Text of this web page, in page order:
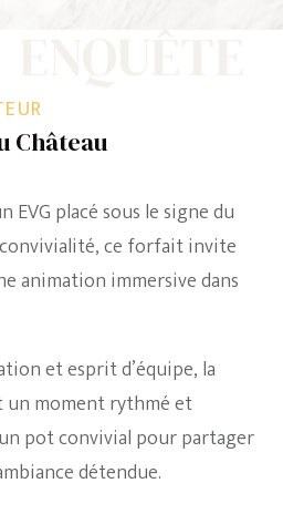
Château
ce forfait invite
animation immersive dans
et esprit d’équipe, la
un moment rythmé et
pot convivial pour partager
détendue.